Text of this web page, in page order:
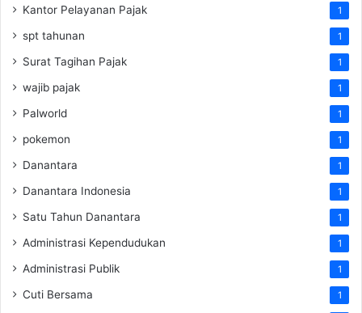
Kantor Pelayanan Pajak 1
spt tahunan 1
Surat Tagihan Pajak 1
wajib pajak 1
Palworld 1
pokemon 1
Danantara 1
Danantara Indonesia 1
Satu Tahun Danantara 1
Administrasi Kependudukan 1
Administrasi Publik 1
Cuti Bersama 1